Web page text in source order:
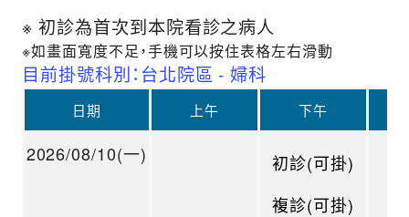
※ 初診為首次到本院看診之病人
※如畫面寬度不足，手機可以按住表格左右滑動
目前掛號科別：台北院區 - 婦科
日期 上午 下午
2026/08/10(一)
初診(可掛)
複診(可掛)